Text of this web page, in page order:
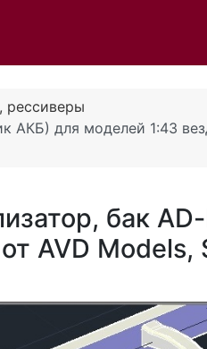
рессиверы
АКБ) для моделей 1:43
бак
AVD Models,